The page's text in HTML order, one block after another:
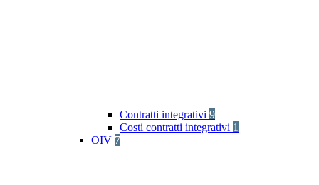
Contratti integrativi 9
Costi contratti integrativi 1
OIV 7